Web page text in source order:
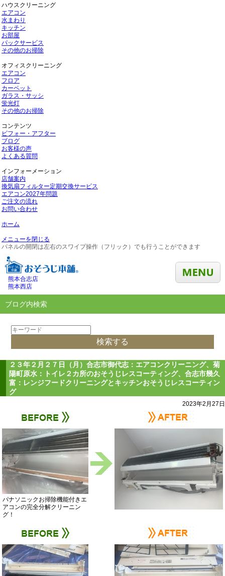
ハウスクリーニング
エアコン
水まわり
キッチン
お部屋
パックサービス
その他のお掃除
オフィスクリーニング
エアコン
フロア
カーペット
ガラス・サッシ
蛍光灯
その他のお掃除
コンテンツ
ビフォー・アフター
ブログ
お客様の声
よくある質問
インフォーメーション
店舗案内
換気扇フィルター定期交換サービス
エアコン2027年問題
ご注文の流れ
お問い合わせ
ホーム
メニューを閉じる
パネルの開閉は左右のスワイプ操作（フリック）でも行うことができます
熊本合志店
熊本西店
ブログ内検索
２３年２月２７日（月）合志市御代志：エアコンクリーニング、菊
陽町原水：トイレ２カ所のおそうじレスコーティング、合志市幾久
富：レンジフードクリーニングとキッチンおそうじレスコーティン
グ
2023年2月27日
パナソニックお掃除機能付きエ
アコンの完全分解クリーニン
グ！